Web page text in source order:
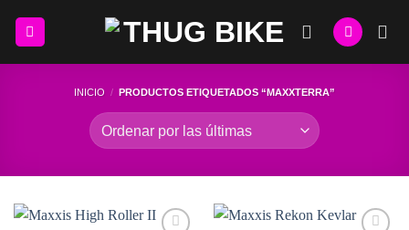
INICIO / PRODUCTOS ETIQUETADOS “MAXXTERRA”